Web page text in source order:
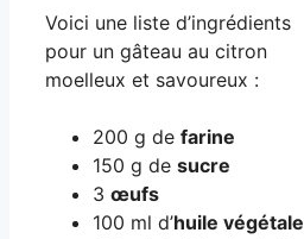
Voici une liste d’ingrédients
pour un gâteau au citron
moelleux et savoureux :
200 g de farine
150 g de sucre
3 œufs
100 ml d’huile végétale